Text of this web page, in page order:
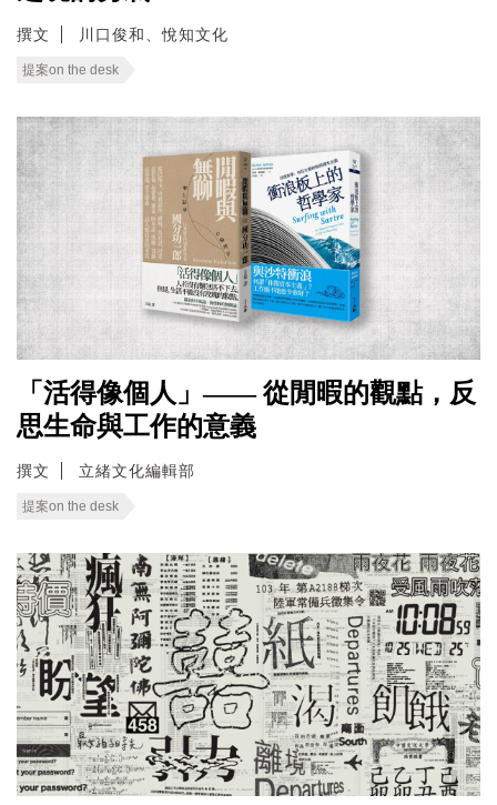
撰文 川口俊和、悅知文化
提案on the desk
「活得像個人」—— 從閒暇的觀點，反
思生命與工作的意義
撰文 立緒文化編輯部
提案on the desk